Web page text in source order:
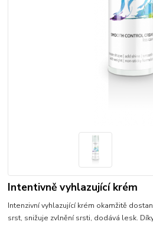
Intentivně vyhlazující krém
Intenzivní vyhlazující krém okamžitě
srst, snižuje zvlnění srsti, dodává lesk.